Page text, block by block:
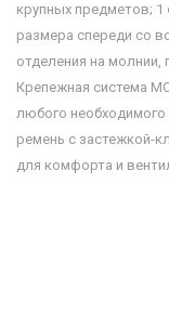
крупных предметов; 1
размера спереди со
отделения на
Крепежная система
любого необходимого
ремень с застежкой-
для комфорта и